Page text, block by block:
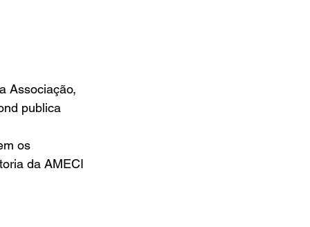
Associação,
publica
os
da AMECI